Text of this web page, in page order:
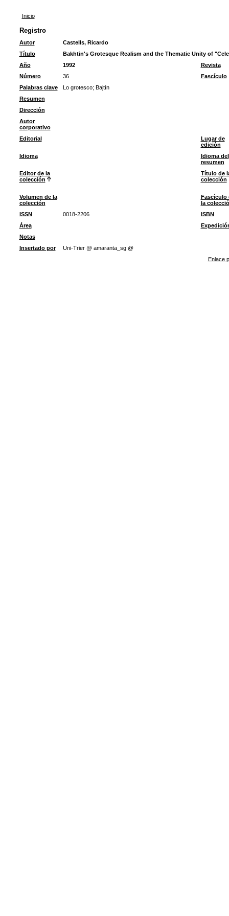
Inicio
Registro
Autor
Castells, Ricardo
Título
Bakhtin's Grotesque Realism and the Thematic Unity of
Año
1992
Revista
Número
36
Fascículo
Palabras clave
Lo grotesco; Bajtín
Resumen
Dirección
Autor
corporativo
Editorial
Lugar de
edición
Idioma
Idioma del
resumen
Editor de la
colección
Título de
colección
Volumen de la
colección
Fascículo
la
ISSN
0018-2206
ISBN
Área
Notas
Insertado por
Uni-Trier @ amaranta_sg @
Enlace